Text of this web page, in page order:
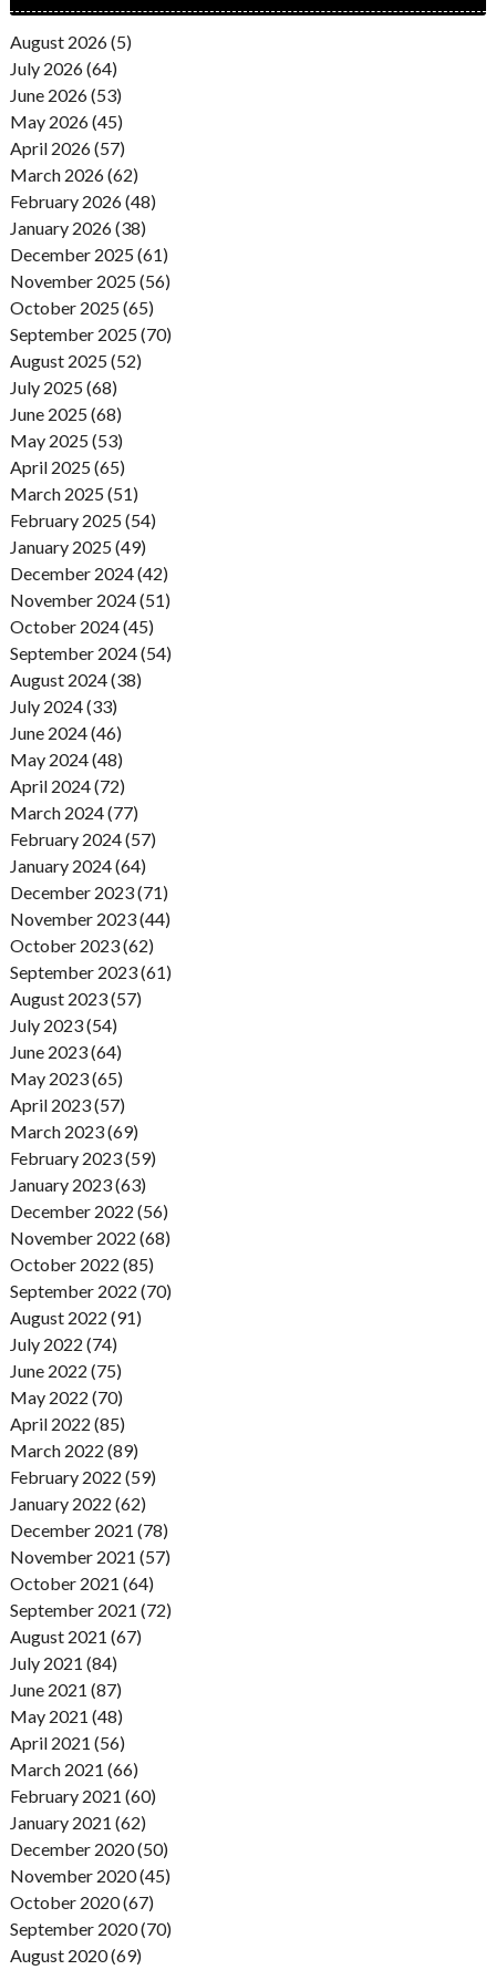
August 2026 (5)
July 2026 (64)
June 2026 (53)
May 2026 (45)
April 2026 (57)
March 2026 (62)
February 2026 (48)
January 2026 (38)
December 2025 (61)
November 2025 (56)
October 2025 (65)
September 2025 (70)
August 2025 (52)
July 2025 (68)
June 2025 (68)
May 2025 (53)
April 2025 (65)
March 2025 (51)
February 2025 (54)
January 2025 (49)
December 2024 (42)
November 2024 (51)
October 2024 (45)
September 2024 (54)
August 2024 (38)
July 2024 (33)
June 2024 (46)
May 2024 (48)
April 2024 (72)
March 2024 (77)
February 2024 (57)
January 2024 (64)
December 2023 (71)
November 2023 (44)
October 2023 (62)
September 2023 (61)
August 2023 (57)
July 2023 (54)
June 2023 (64)
May 2023 (65)
April 2023 (57)
March 2023 (69)
February 2023 (59)
January 2023 (63)
December 2022 (56)
November 2022 (68)
October 2022 (85)
September 2022 (70)
August 2022 (91)
July 2022 (74)
June 2022 (75)
May 2022 (70)
April 2022 (85)
March 2022 (89)
February 2022 (59)
January 2022 (62)
December 2021 (78)
November 2021 (57)
October 2021 (64)
September 2021 (72)
August 2021 (67)
July 2021 (84)
June 2021 (87)
May 2021 (48)
April 2021 (56)
March 2021 (66)
February 2021 (60)
January 2021 (62)
December 2020 (50)
November 2020 (45)
October 2020 (67)
September 2020 (70)
August 2020 (69)